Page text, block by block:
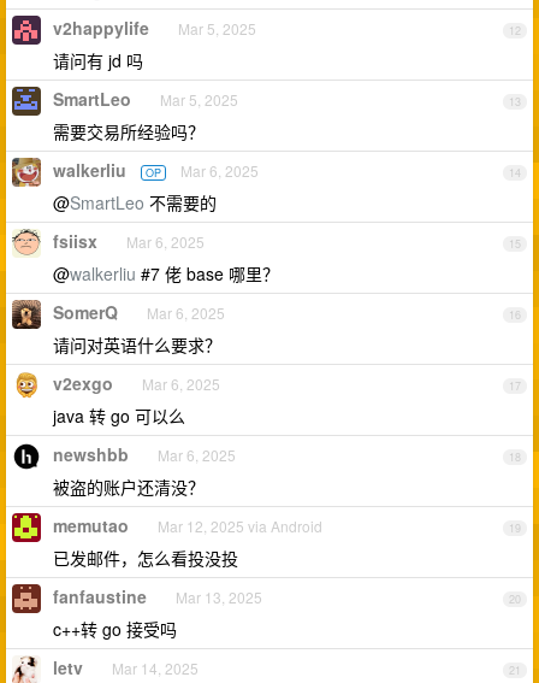
12
v2happylife Mar 5, 2025
请问有 jd 吗
13
SmartLeo Mar 5, 2025
需要交易所经验吗？
14
walkerliu OP Mar 6, 2025
@SmartLeo 不需要的
15
fsiisx Mar 6, 2025
@walkerliu #7 佬 base 哪里？
16
SomerQ Mar 6, 2025
请问对英语什么要求？
17
v2exgo Mar 6, 2025
java 转 go 可以么
18
newshbb Mar 6, 2025
被盗的账户还清没？
19
memutao Mar 12, 2025 via Android
已发邮件，怎么看投没投
20
fanfaustine Mar 13, 2025
c++转 go 接受吗
21
letv Mar 14, 2025